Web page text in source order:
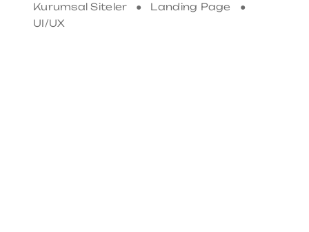
Kurumsal Siteler ● Landing Page ●
UI/UX